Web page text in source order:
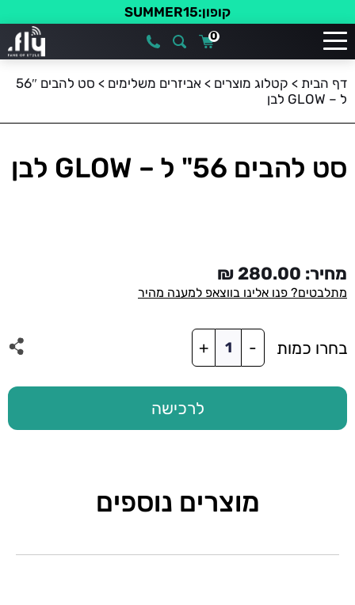
קופון:SUMMER15
0
דף הבית > קטלוג מוצרים > אביזרים משלימים >
סט להבים 56″
ל – GLOW לבן
סט להבים 56" ל – GLOW לבן
מחיר: 280.00
₪
מתלבטים? פנו אלינו בווצאפ למענה מהיר
בחרו כמות -
של
סט
להבים
-
+
לרכישה
מוצרים נוספים